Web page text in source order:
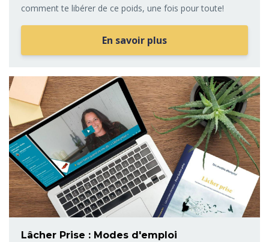
comment te libérer de ce poids, une fois pour toute!
En savoir plus
Lâcher Prise : Modes d'emploi